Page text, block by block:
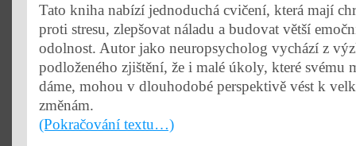
Tato kniha nabízí jednoduchá cvičení, která mají
proti stresu, zlepšovat náladu a budovat větší
odolnost. Autor jako neuropsycholog vychází z
podloženého zjištění, že i malé úkoly, které svému
dáme, mohou v dlouhodobé perspektivě vést k
změnám.
(Pokračování textu…)